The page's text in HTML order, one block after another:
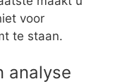
voor
te staan.
analyse